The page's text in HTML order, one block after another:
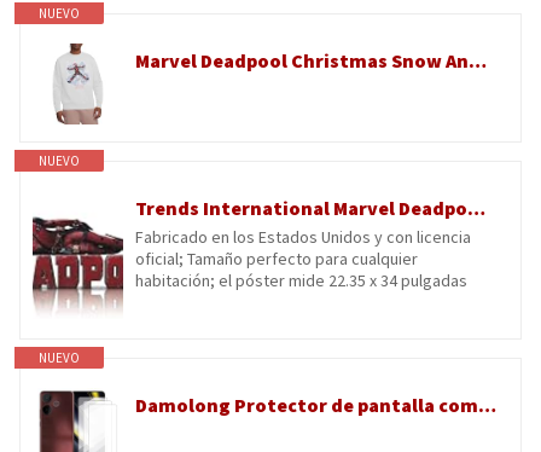
NUEVO
Marvel Deadpool Christmas Snow Angel Sudadera Unisex, Blanco, L
NUEVO
Trends International Marvel Deadpool Legacy - Póster de pared tumbado, 22.35 x 34 pulgadas, versión premium sin marco
Fabricado en los Estados Unidos y con licencia
oficial; Tamaño perfecto para cualquier
habitación; el póster mide 22.35 x 34 pulgadas
NUEVO
Damolong Protector de pantalla compatible con Xiaomi Poco F6 Deadpool(6.76 pollici) [paquete de 3] película protectora de vidrio templado adecuado para Xiaomi Poco F6 Deadpool